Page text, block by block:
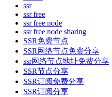
ssr
ssr free
ssr free node
ssr free node sharing
SSR免费节点
SSR网络节点免费分享
ssr网络节点地址免费分享
SSR节点分享
SSR订阅免费分享
SSR订阅分享